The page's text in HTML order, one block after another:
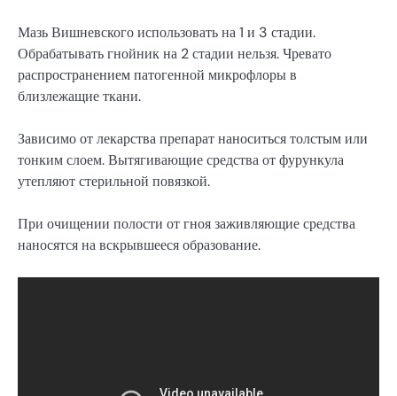
Мазь Вишневского использовать на 1 и 3 стадии.
Обрабатывать гнойник на 2 стадии нельзя. Чревато
распространением патогенной микрофлоры в
близлежащие ткани.
Зависимо от лекарства препарат наноситься толстым или
тонким слоем. Вытягивающие средства от фурункула
утепляют стерильной повязкой.
При очищении полости от гноя заживляющие средства
наносятся на вскрывшееся образование.